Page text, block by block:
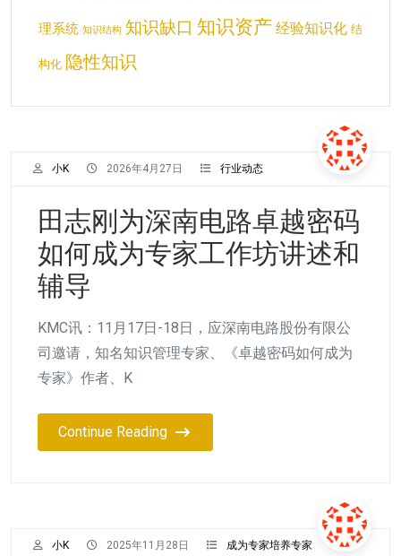
小K 2026年4月27日 行业动态
田志刚为深南电路卓越密码
如何成为专家工作坊讲述和
辅导
KMC讯：11月17日-18日，应深南电路股份有限公
司邀请，知名知识管理专家、《卓越密码如何成为
专家》作者、K
Continue Reading
小K 2025年11月28日 成为专家培养专家
理系统 知识结构 知识缺口 知识资产 经验知识化 结
构化 隐性知识